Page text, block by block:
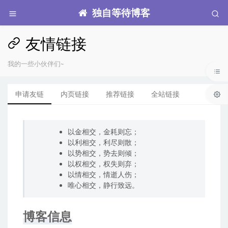
独自等待博客
友情链接
我的一些小伙伴们~
申请友链 内页链接 推荐链接 全站链接
以金相交，金耗则忘；
以利相交，利尽则散；
以势相交，势去则倾；
以权相交，权失则弃；
以情相交，情逝人伤；
唯心相交，静行致远。
博客信息